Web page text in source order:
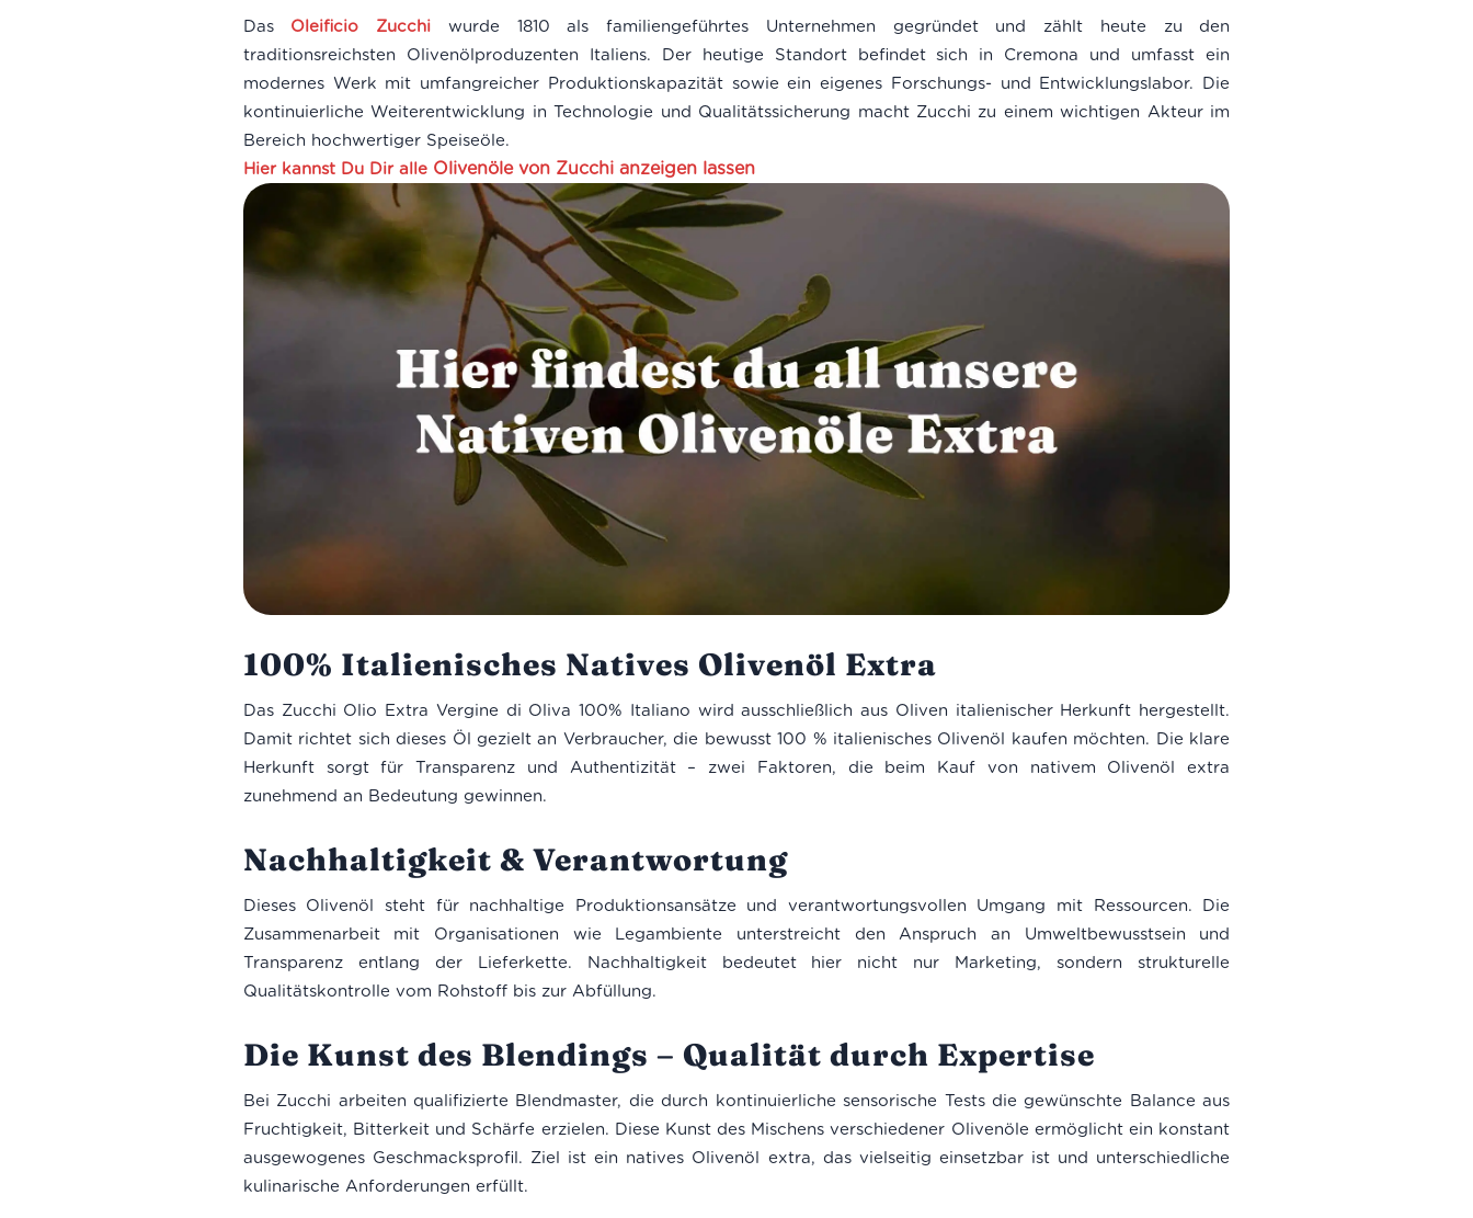
Das Oleificio Zucchi wurde 1810 als familiengeführtes Unternehmen gegründet und zählt heute zu den
traditionsreichsten Olivenölproduzenten Italiens. Der heutige Standort befindet sich in Cremona und umfasst ein
modernes Werk mit umfangreicher Produktionskapazität sowie ein eigenes Forschungs- und Entwicklungslabor. Die
kontinuierliche Weiterentwicklung in Technologie und Qualitätssicherung macht Zucchi zu einem wichtigen Akteur im
Bereich hochwertiger Speiseöle.
Hier kannst Du Dir alle Olivenöle von Zucchi anzeigen lassen
100% Italienisches Natives Olivenöl Extra
Das Zucchi Olio Extra Vergine di Oliva 100% Italiano wird ausschließlich aus Oliven italienischer Herkunft hergestellt.
Damit richtet sich dieses Öl gezielt an Verbraucher, die bewusst 100 % italienisches Olivenöl kaufen möchten. Die klare
Herkunft sorgt für Transparenz und Authentizität – zwei Faktoren, die beim Kauf von nativem Olivenöl extra
zunehmend an Bedeutung gewinnen.
Nachhaltigkeit & Verantwortung
Dieses Olivenöl steht für nachhaltige Produktionsansätze und verantwortungsvollen Umgang mit Ressourcen. Die
Zusammenarbeit mit Organisationen wie Legambiente unterstreicht den Anspruch an Umweltbewusstsein und
Transparenz entlang der Lieferkette. Nachhaltigkeit bedeutet hier nicht nur Marketing, sondern strukturelle
Qualitätskontrolle vom Rohstoff bis zur Abfüllung.
Die Kunst des Blendings – Qualität durch Expertise
Bei Zucchi arbeiten qualifizierte Blendmaster, die durch kontinuierliche sensorische Tests die gewünschte Balance aus
Fruchtigkeit, Bitterkeit und Schärfe erzielen. Diese Kunst des Mischens verschiedener Olivenöle ermöglicht ein konstant
ausgewogenes Geschmacksprofil. Ziel ist ein natives Olivenöl extra, das vielseitig einsetzbar ist und unterschiedliche
kulinarische Anforderungen erfüllt.